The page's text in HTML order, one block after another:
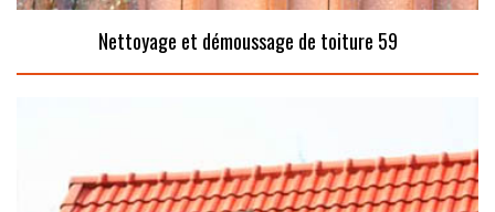
Nettoyage et démoussage de toiture 59